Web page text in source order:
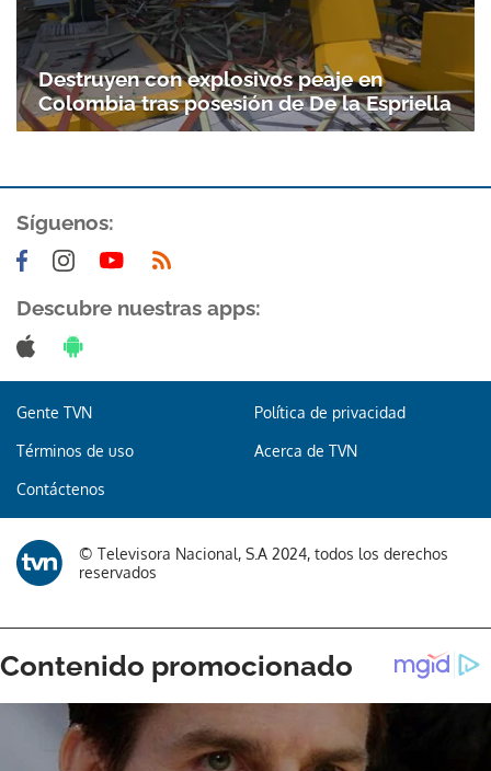
Gracias por suscribirte a nuestro boletín.
ACEPTAR
Destruyen con explosivos peaje en
Colombia tras posesión de De la Espriella
Síguenos:
Descubre nuestras apps:
Gente TVN Política de privacidad
Términos de uso Acerca de TVN
Contáctenos
© Televisora Nacional, S.A 2024, todos los derechos
reservados